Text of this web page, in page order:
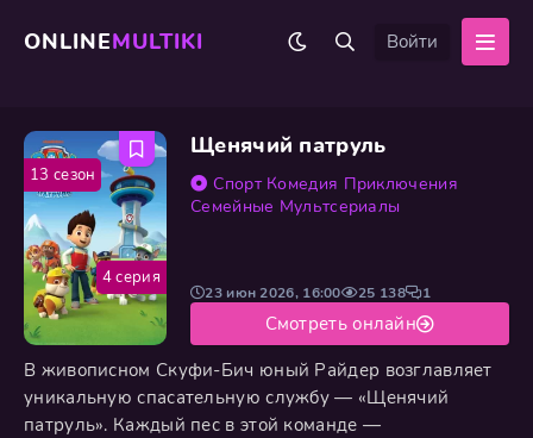
ONLINEMULTIKI Войти
Щенячий патруль
Спорт Комедия Приключения
Семейные Мультсериалы
В живописном Скуфи-Бич юный Райдер возглавляет
уникальную спасательную службу — «Щенячий
патруль». Каждый пес в этой команде —
23 июн 2026, 16:00 25 138 1
Смотреть онлайн
4 серия
13 сезон